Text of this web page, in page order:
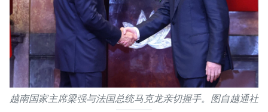
越南国家主席梁强与法国总统马克龙亲切握手。图自越通社